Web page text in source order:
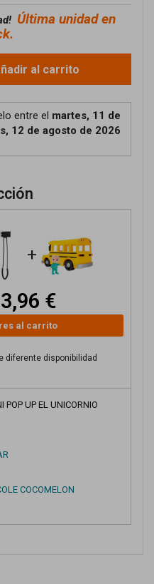
Última unidad en
al carrito
entre el martes, 11 de
12 de agosto de 2026
+
€
al carrito
diferente disponibilidad
POP UP EL UNICORNIO
COCOMELON